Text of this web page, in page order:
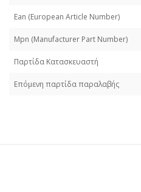
Εan (European Article Number)
Mpn (Manufacturer Part Number)
Παρτίδα Κατασκευαστή
Επόμενη παρτίδα παραλαβής